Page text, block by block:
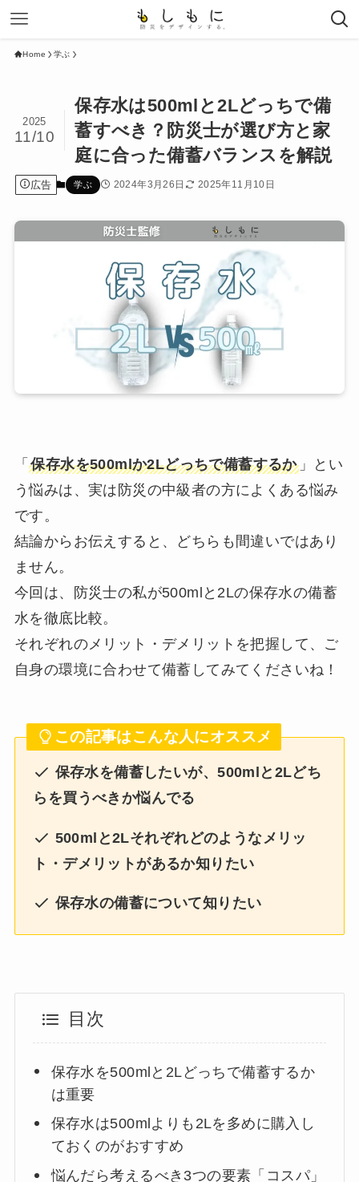
Home 学ぶ
保存水は500mlと2Lどっちで備
蓄すべき？防災士が選び方と家
庭に合った備蓄バランスを解説
2025
11/10
広告 学ぶ 2024年3月26日 2025年11月10日
「保存水を500mlか2Lどっちで備蓄するか」とい
う悩みは、実は防災の中級者の方によくある悩み
です。
結論からお伝えすると、どちらも間違いではあり
ません。
今回は、防災士の私が500mlと2Lの保存水の備蓄
水を徹底比較。
それぞれのメリット・デメリットを把握して、ご
自身の環境に合わせて備蓄してみてくださいね！
この記事はこんな人にオススメ
保存水を備蓄したいが、500mlと2Lどち
らを買うべきか悩んでる
500mlと2Lそれぞれどのようなメリッ
ト・デメリットがあるか知りたい
保存水の備蓄について知りたい
目次
保存水を500mlと2Lどっちで備蓄するか
は重要
保存水は500mlよりも2Lを多めに購入し
ておくのがおすすめ
悩んだら考えるべき3つの要素「コスパ」